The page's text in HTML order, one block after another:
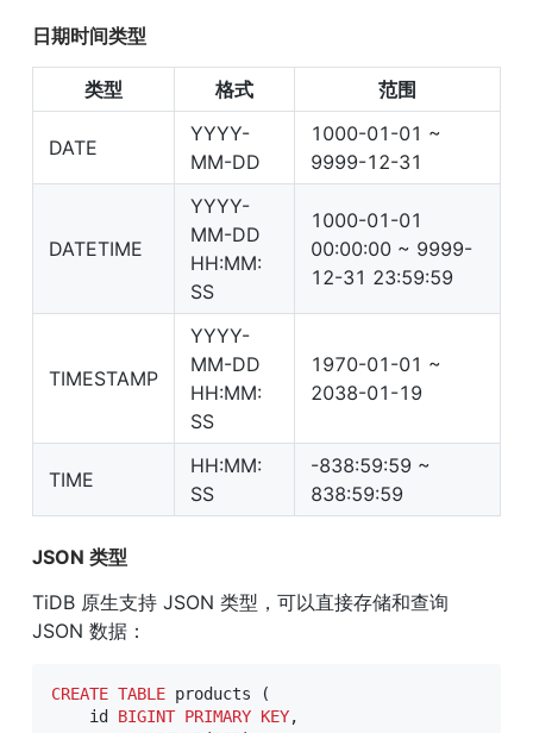
日期时间类型
类型 格式 范围
DATE
YYYY-
MM-DD
1000-01-01 ~
9999-12-31
DATETIME
YYYY-
MM-DD
HH:MM:
SS
1000-01-01
00:00:00 ~ 9999-
12-31 23:59:59
TIMESTAMP
YYYY-
MM-DD
HH:MM:
SS
1970-01-01 ~
2038-01-19
TIME
HH:MM:
SS
-838:59:59 ~
838:59:59
JSON 类型
TiDB 原生支持 JSON 类型，可以直接存储和查询
JSON 数据：
CREATE TABLE products
(
    id
BIGINT PRIMARY KEY,